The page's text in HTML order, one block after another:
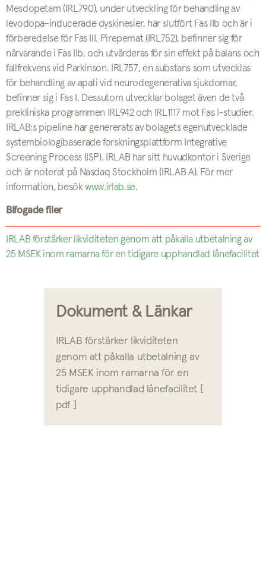
Mesdopetam (IRL790), under utveckling för behandling av
levodopa-inducerade dyskinesier, har slutfört Fas IIb och är i
förberedelse för Fas III. Pirepemat (IRL752), befinner sig för
närvarande i Fas IIb, och utvärderas för sin effekt på balans och
fallfrekvens vid Parkinson. IRL757, en substans som utvecklas
för behandling av apati vid neurodegenerativa sjukdomar,
befinner sig i Fas I. Dessutom utvecklar bolaget även de två
prekliniska programmen IRL942 och IRL1117 mot Fas I-studier.
IRLAB:s pipeline har genererats av bolagets egenutvecklade
systembiologibaserade forskningsplattform Integrative
Screening Process (ISP). IRLAB har sitt huvudkontor i Sverige
och är noterat på Nasdaq Stockholm (IRLAB A). För mer
information, besökwww.irlab.se.
Bifogade filer
IRLAB förstärker likviditeten genom att påkalla utbetalning av
25 MSEK inom ramarna för en tidigare upphandlad lånefacilitet
Dokument & Länkar
IRLAB förstärker likviditeten
genom att påkalla utbetalning av
25 MSEK inom ramarna för en
tidigare upphandlad lånefacilitet [
pdf ]